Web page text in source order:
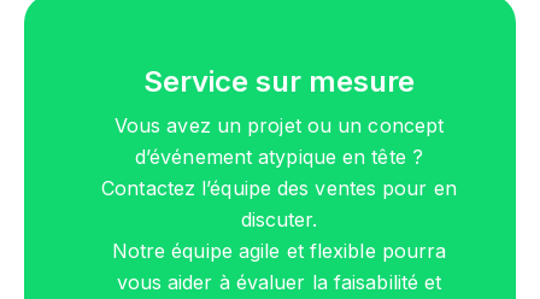
Service sur mesure
Vous avez un projet ou un concept
d’événement atypique en tête ?
Contactez l’équipe des ventes pour en
discuter.
Notre équipe agile et flexible pourra
vous aider à évaluer la faisabilité et